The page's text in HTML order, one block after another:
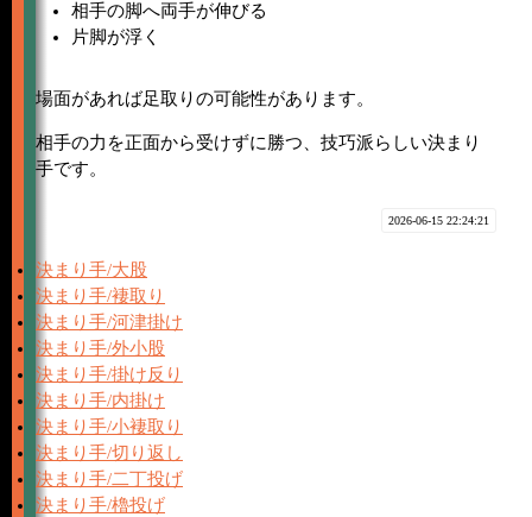
相手の脚へ両手が伸びる
片脚が浮く
場面があれば足取りの可能性があります。
相手の力を正面から受けずに勝つ、技巧派らしい決まり
手です。
2026-06-15 22:24:21
決まり手/大股
決まり手/褄取り
決まり手/河津掛け
決まり手/外小股
決まり手/掛け反り
決まり手/内掛け
決まり手/小褄取り
決まり手/切り返し
決まり手/二丁投げ
決まり手/櫓投げ